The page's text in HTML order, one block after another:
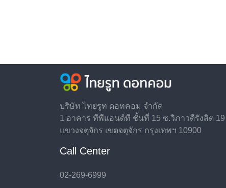
บริษัท ไทยรูท ดอทคอม จำกัด
1 อาคาร ทีพีแอนด์ที ชั้นที่ 15 ซ.วิภาวดีรังสิต 19
แขวงจตุจักร เขตจตุจักร กรุงเทพฯ 10900
Call Center
02-269-6999